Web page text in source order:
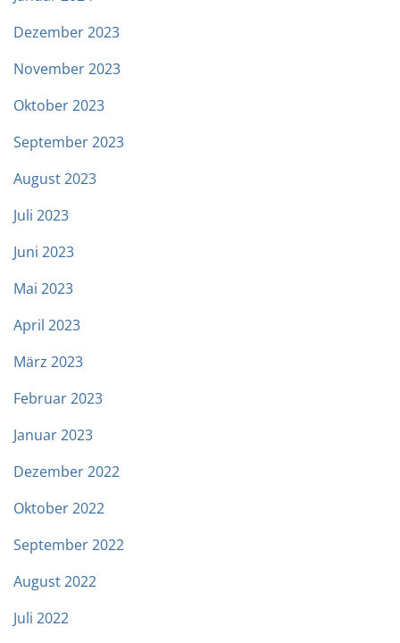
Dezember 2023
November 2023
Oktober 2023
September 2023
August 2023
Juli 2023
Juni 2023
Mai 2023
April 2023
März 2023
Februar 2023
Januar 2023
Dezember 2022
Oktober 2022
September 2022
August 2022
Juli 2022